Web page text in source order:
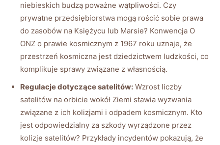
niebieskich budzą poważne wątpliwości. Czy
prywatne przedsiębiorstwa mogą rościć sobie prawa
do zasobów na Księżycu lub Marsie? Konwencja O
ONZ o prawie kosmicznym z 1967 roku uznaje, że
przestrzeń kosmiczna jest dziedzictwem ludzkości, co
komplikuje sprawy związane z własnością.
Regulacje dotyczące satelitów: Wzrost liczby
satelitów na orbicie wokół Ziemi stawia wyzwania
związane z ich kolizjami i odpadem kosmicznym. Kto
jest odpowiedzialny za szkody wyrządzone przez
kolizje satelitów? Przykłady incydentów pokazują, że